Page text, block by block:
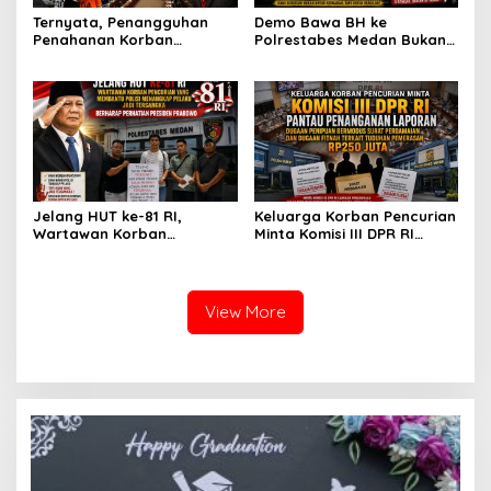
Ternyata, Penangguhan
Penahanan Korban
Setelah Membantu Polisi
Menangkap Maling Atas
Atensi Ketua Komisi III DPR
RI Bapak Habiburokhman
Demo Bawa BH ke
Polrestabes Medan Bukan
dan Rasa Kecewa
Lambatnya Penanganan
Pekara di Polrestabes
Medan
Jelang HUT ke-81 RI,
Wartawan Korban
Jadi Tersangka Berharap
Keluarga Korban Pencurian
Minta Komisi III DPR RI
Bermodus Surat
Perdamaian dan Dugaan
Fitnah Terkait Tuduhan
Pemerasan Rp250 Juta
View More